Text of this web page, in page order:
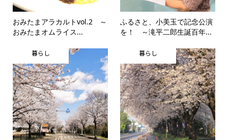
おみたまアラカルトvol.2 ～
おみたまオムライス...
ふるさと、小美玉で記念公演
を！ ～滝平二郎生誕百年...
暮らし 暮らし